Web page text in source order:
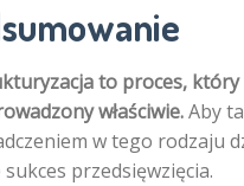
to proces,
właściwie.Aby
w tego rodzaju
sukces przedsięwzięcia.